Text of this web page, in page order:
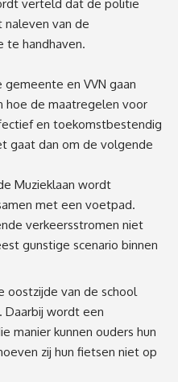
verteld dat de politie
naleven van de
te handhaven.
en VVN gaan
hoe de maatregelen voor
en toekomstbestendig
gaat dan om de volgende
Muzieklaan wordt
met een voetpad.
verkeersstromen niet
gunstige scenario binnen
oostzijde van de school
Daarbij wordt een
manier kunnen ouders hun
zij hun fietsen niet op